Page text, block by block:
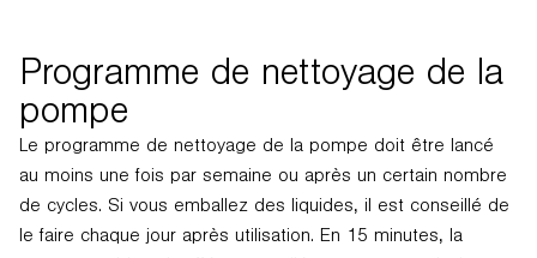
Programme de nettoyage de la
pompe
Le programme de nettoyage de la pompe doit être lancé
au moins une fois par semaine ou après un certain nombre
de cycles. Si vous emballez des liquides, il est conseillé de
le faire chaque jour après utilisation. En 15 minutes, la